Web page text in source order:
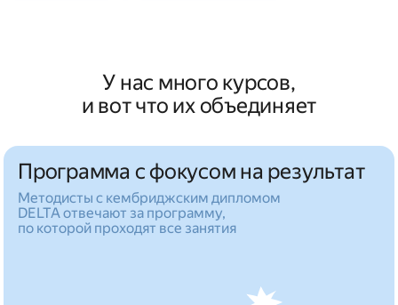
У нас много курсов,
и вот что их объединяет
Программа с фокусом на результат
Методисты с кембриджским дипломом
DELTA отвечают за программу,
по которой проходят все занятия